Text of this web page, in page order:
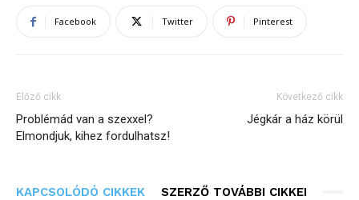
Facebook Twitter Pinterest
Előző cikk
Problémád van a szexxel?
Elmondjuk, kihez fordulhatsz!
Következő cikk
Jégkár a ház körül
KAPCSOLÓDÓ CIKKEK SZERZŐ TOVÁBBI CIKKEI